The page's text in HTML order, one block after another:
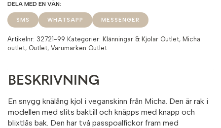
SMS WHATSAPP MESSENGER
Artikelnr: 32721-99 Kategorier: Klänningar & Kjolar Outlet, Micha
outlet, Outlet, Varumärken Outlet
BESKRIVNING
En snygg knälång kjol i veganskinn från Micha. Den är rak i
modellen med slits baktill och knäpps med knapp och
blixtlås bak. Den har två passpoalfickor fram med